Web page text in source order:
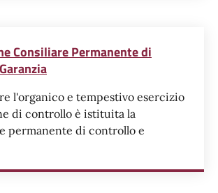
Consiliare Permanente di
l'organico e tempestivo esercizio
di controllo è istituita la
permanente di controllo e